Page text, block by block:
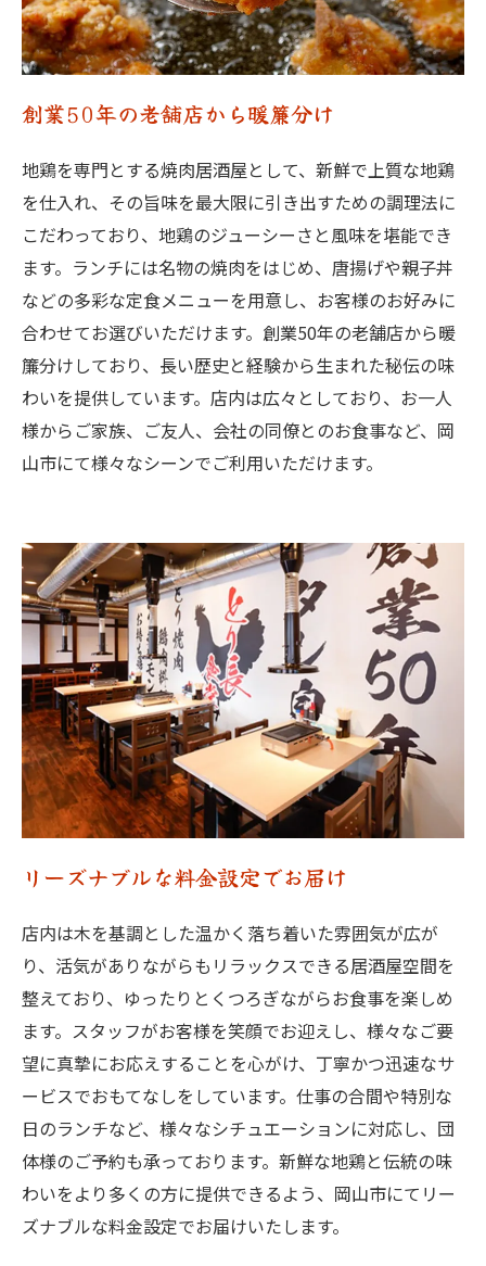
創業50年の老舗店から暖簾分け
地鶏を専門とする焼肉居酒屋として、新鮮で上質な地鶏
を仕入れ、その旨味を最大限に引き出すための調理法に
こだわっており、地鶏のジューシーさと風味を堪能でき
ます。ランチには名物の焼肉をはじめ、唐揚げや親子丼
などの多彩な定食メニューを用意し、お客様のお好みに
合わせてお選びいただけます。創業50年の老舗店から暖
簾分けしており、長い歴史と経験から生まれた秘伝の味
わいを提供しています。店内は広々としており、お一人
様からご家族、ご友人、会社の同僚とのお食事など、岡
山市にて様々なシーンでご利用いただけます。
リーズナブルな料金設定でお届け
店内は木を基調とした温かく落ち着いた雰囲気が広が
り、活気がありながらもリラックスできる居酒屋空間を
整えており、ゆったりとくつろぎながらお食事を楽しめ
ます。スタッフがお客様を笑顔でお迎えし、様々なご要
望に真摯にお応えすることを心がけ、丁寧かつ迅速なサ
ービスでおもてなしをしています。仕事の合間や特別な
日のランチなど、様々なシチュエーションに対応し、団
体様のご予約も承っております。新鮮な地鶏と伝統の味
わいをより多くの方に提供できるよう、岡山市にてリー
ズナブルな料金設定でお届けいたします。